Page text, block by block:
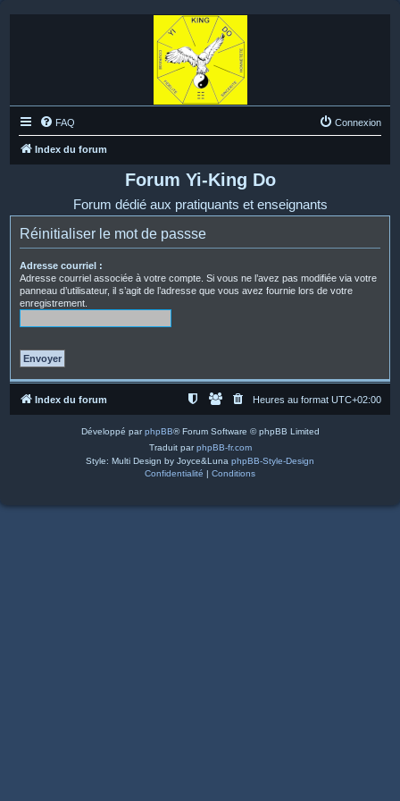
FAQ Connexion
Index du forum
Forum Yi-King Do
Forum dédié aux pratiquants et enseignants
Réinitialiser le mot de passse
Adresse courriel :
Adresse courriel associée à votre compte. Si vous ne l’avez pas modifiée via votre
panneau d’utilisateur, il s’agit de l’adresse que vous avez fournie lors de votre
enregistrement.
Index du forum Heures au format UTC+02:00
Développé parphpBB® Forum Software © phpBB Limited
Traduit parphpBB-fr.com
Style: Multi Design by Joyce&Luna phpBB-Style-Design
Confidentialité | Conditions